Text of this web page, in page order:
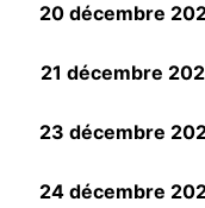
20 décembre
21 décembre
23 décembre
24 décembre